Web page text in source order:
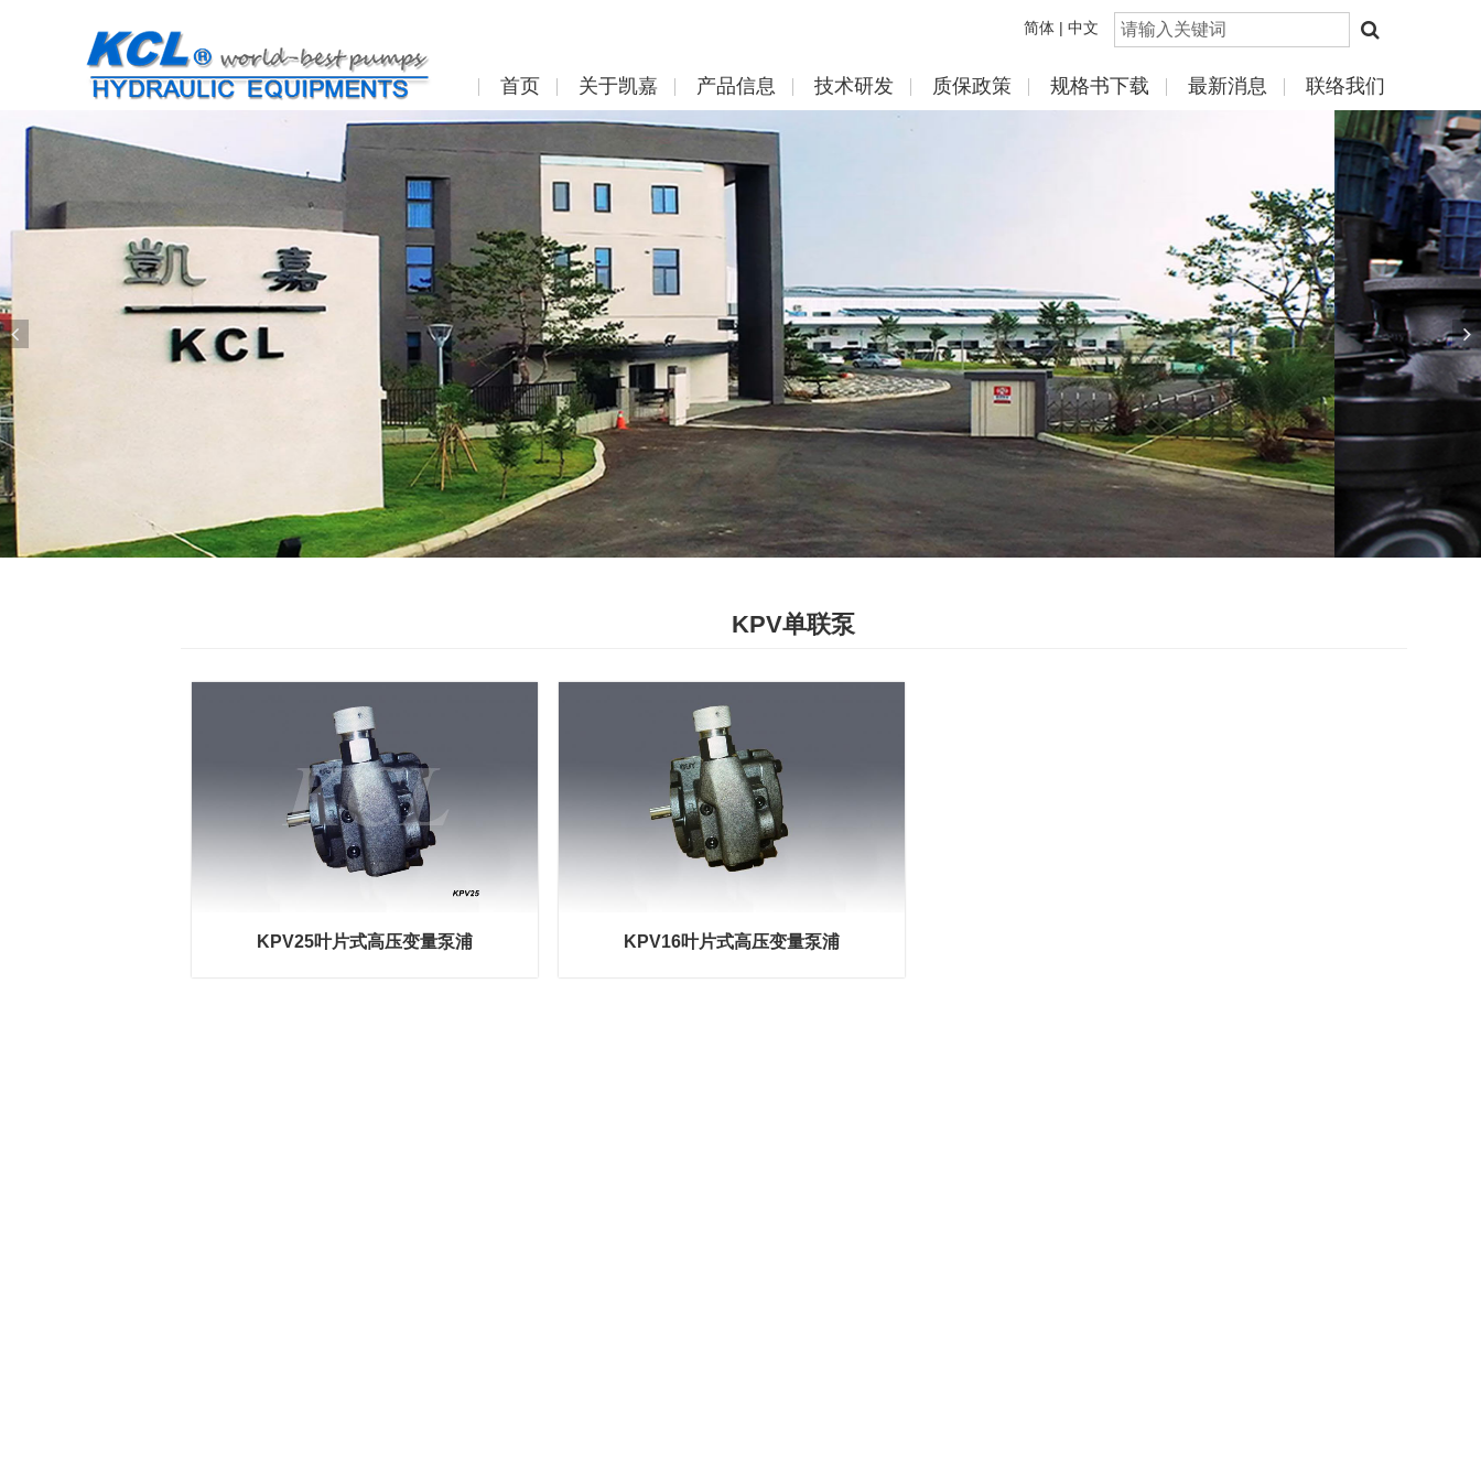
简体 | 中文
首页 关于凯嘉 产品信息 技术研发 质保政策 规格书下载 最新消息 联络我们
KPV单联泵
KPV25叶片式高压变量泵浦 KPV16叶片式高压变量泵浦